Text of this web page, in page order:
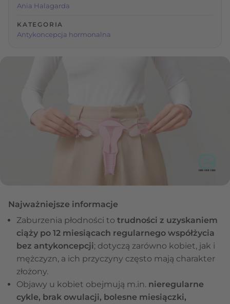
Ania Halagarda
KATEGORIA
Antykoncepcja hormonalna
Najważniejsze informacje
Zaburzenia płodności to trudności z uzyskaniem
ciąży po 12 miesiącach regularnego współżycia
bez antykoncepcji; dotyczą zarówno kobiet, jak i
mężczyzn, a ich przyczyny często mają charakter
złożony.
Objawy u kobiet obejmują m.in. nieregularne
cykle, brak owulacji, bolesne miesiączki,